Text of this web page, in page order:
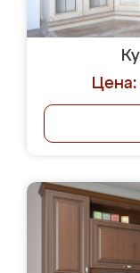
Цена: